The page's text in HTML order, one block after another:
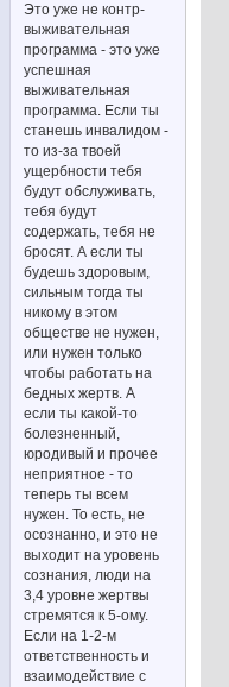
Это уже не контр-
выживательная
программа - это уже
успешная
выживательная
программа. Если ты
станешь инвалидом -
то из-за твоей
ущербности тебя
будут обслуживать,
тебя будут
содержать, тебя не
бросят. А если ты
будешь здоровым,
сильным тогда ты
никому в этом
обществе не нужен,
или нужен только
чтобы работать на
бедных жертв. А
если ты какой-то
болезненный,
юродивый и прочее
неприятное - то
теперь ты всем
нужен. То есть, не
осознанно, и это не
выходит на уровень
сознания, люди на
3,4 уровне жертвы
стремятся к 5-ому.
Если на 1-2-м
ответственность и
взаимодействие с